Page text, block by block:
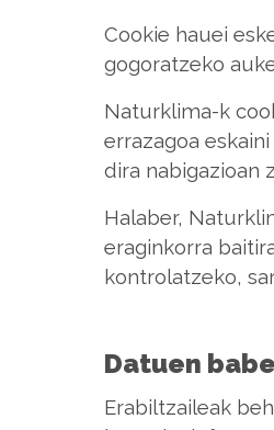
Cookie hauei
gogoratzeko
Naturklima-k
errazagoa
dira nabigazioan
Halaber,
eraginkorra
kontrolatzeko,
Datuen
Erabiltzaileak